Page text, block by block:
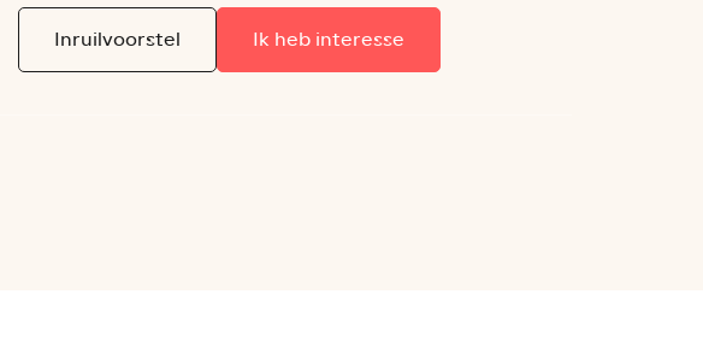
Inruilvoorstel Ik heb interesse